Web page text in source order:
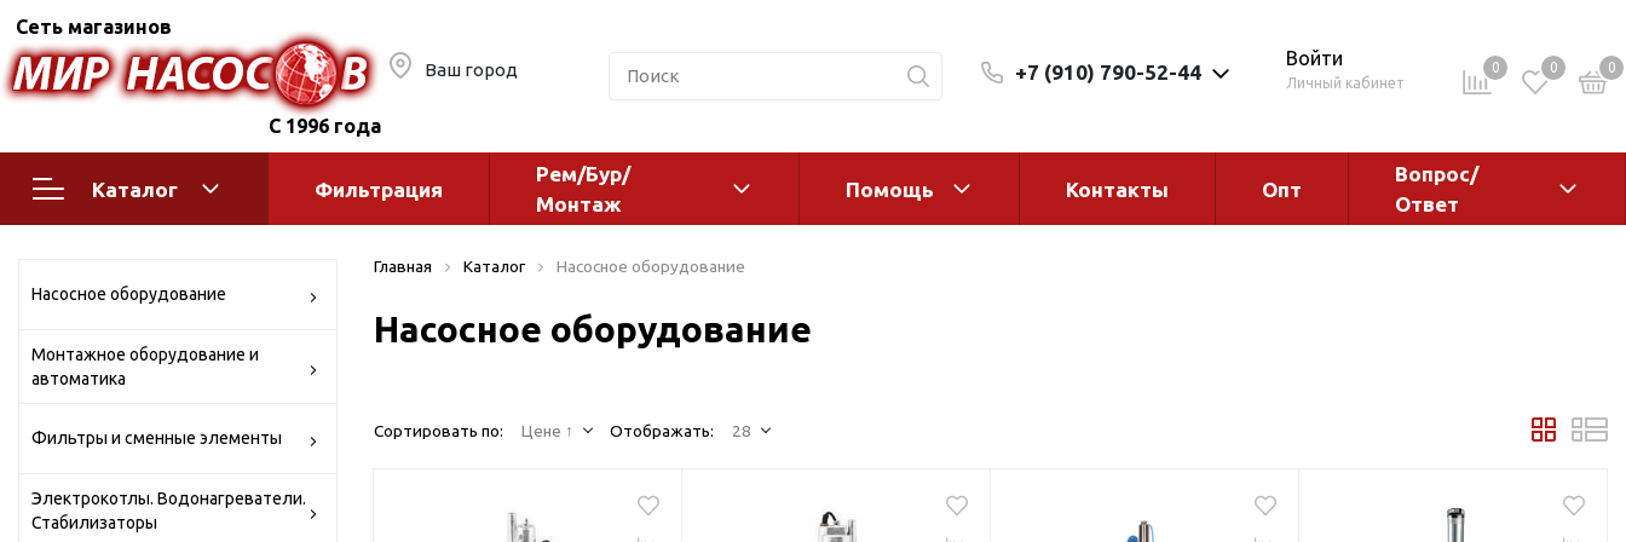
Сеть магазинов
С 1996 года
Ваш город +7 (910) 790-52-44
Войти
Личный кабинет
0 0 0
Каталог
Поверхностные насосы
Горизонтальные
многоступенчатые
многоступенчатые
моноблочные
Полив
водоснабжения
Оголовки и адаптеры
Магистральные фильтры
Фильтрация
Рем/Бур/
Монтаж
Помощь Контакты Опт
Вопрос/
Ответ
Насосное оборудование
Монтажное оборудование и
автоматика
Фильтры и сменные элементы
Электрокотлы. Водонагреватели.
Стабилизаторы
Главная Каталог Насосное оборудование
Насосное оборудование
Сортировать по: Цене ↑ Отображать: 28